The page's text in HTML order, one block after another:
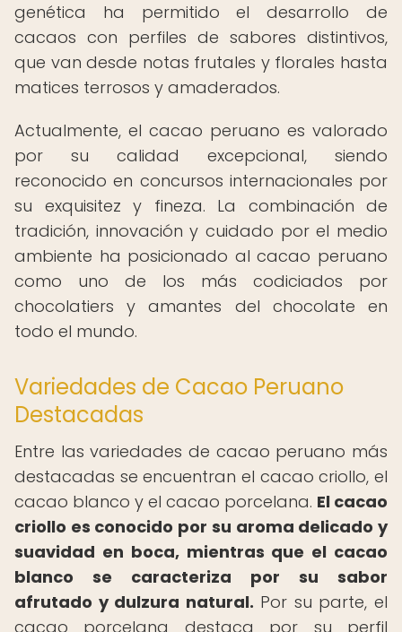
genética ha permitido el desarrollo de
cacaos con perfiles de sabores distintivos,
que van desde notas frutales y florales hasta
matices terrosos y amaderados.
Actualmente, el cacao peruano es valorado
por su calidad excepcional, siendo
reconocido en concursos internacionales por
su exquisitez y fineza. La combinación de
tradición, innovación y cuidado por el medio
ambiente ha posicionado al cacao peruano
como uno de los más codiciados por
chocolatiers y amantes del chocolate en
todo el mundo.
Variedades de Cacao Peruano
Destacadas
Entre las variedades de cacao peruano más
destacadas se encuentran el cacao criollo, el
cacao blanco y el cacao porcelana. El cacao
criollo es conocido por su aroma delicado y
suavidad en boca, mientras que el cacao
blanco se caracteriza por su sabor
afrutado y dulzura natural. Por su parte, el
cacao porcelana destaca por su perfil